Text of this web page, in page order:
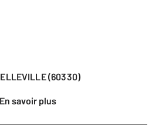
(60330)
En savoir plus